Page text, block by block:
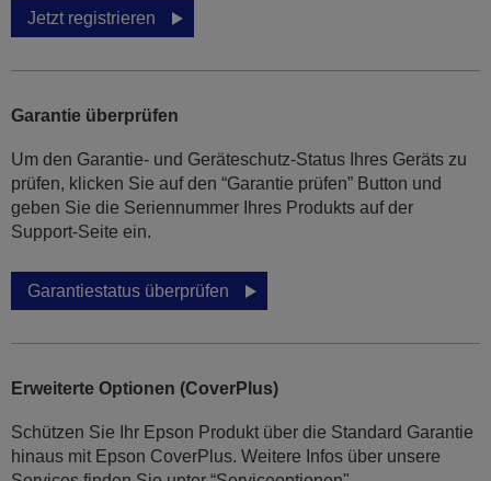
Jetzt registrieren
Garantie überprüfen
Um den Garantie- und Geräteschutz-Status Ihres Geräts zu
prüfen, klicken Sie auf den “Garantie prüfen” Button und
geben Sie die Seriennummer Ihres Produkts auf der
Support-Seite ein.
Garantiestatus überprüfen
Erweiterte Optionen (CoverPlus)
Schützen Sie Ihr Epson Produkt über die Standard Garantie
hinaus mit Epson CoverPlus. Weitere Infos über unsere